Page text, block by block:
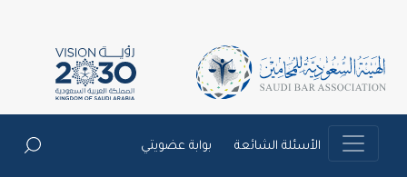
الأسئلة الشائعة بوابة عضويتي